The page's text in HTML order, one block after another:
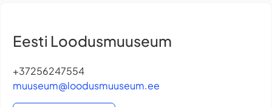
Eesti Loodusmuuseum
+37256247554
muuseum@loodusmuuseum.ee